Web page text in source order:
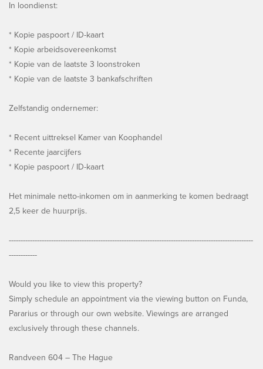
In loondienst:
* Kopie paspoort / ID-kaart
* Kopie arbeidsovereenkomst
* Kopie van de laatste 3 loonstroken
* Kopie van de laatste 3 bankafschriften
Zelfstandig ondernemer:
* Recent uittreksel Kamer van Koophandel
* Recente jaarcijfers
* Kopie paspoort / ID-kaart
Het minimale netto-inkomen om in aanmerking te komen bedraagt
2,5 keer de huurprijs.
--------------------------------------------------------------------------------------------------------
------------
Would you like to view this property?
Simply schedule an appointment via the viewing button on Funda,
Pararius or through our own website. Viewings are arranged
exclusively through these channels.
Randveen 604 – The Hague